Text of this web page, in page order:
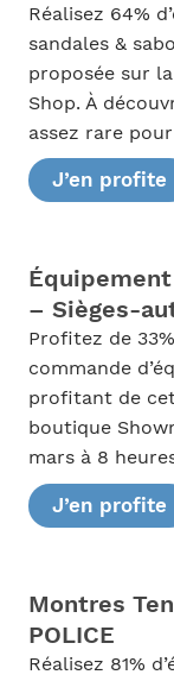
Réalisez 64%
sandales &
proposée sur
Shop. À
assez rare
J’en profite
– Sièges-
Profitez de
commande
profitant de
boutique
mars à 8
J’en profite
Montres
POLICE
Réalisez 81%